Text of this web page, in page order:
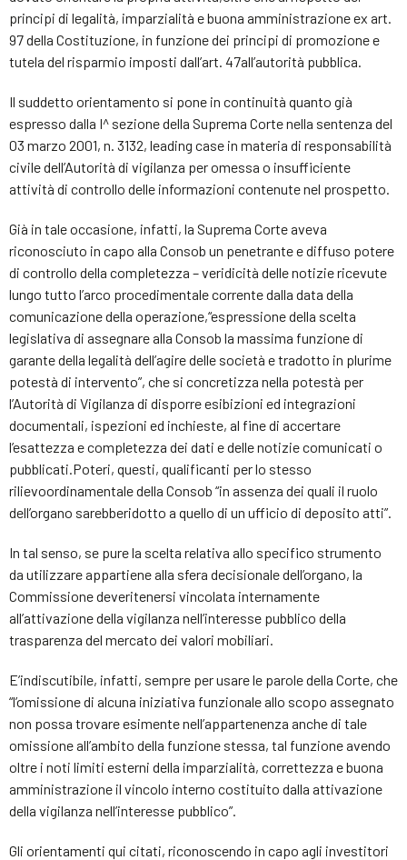
principi di legalità, imparzialità e buona amministrazione ex art.
97 della Costituzione, in funzione dei principi di promozione e
tutela del risparmio imposti dall’art. 47all’autorità pubblica.
Il suddetto orientamento si pone in continuità quanto già
espresso dalla I^ sezione della Suprema Corte nella sentenza del
03 marzo 2001, n. 3132, leading case in materia di responsabilità
civile dell’Autorità di vigilanza per omessa o insufficiente
attività di controllo delle informazioni contenute nel prospetto.
Già in tale occasione, infatti, la Suprema Corte aveva
riconosciuto in capo alla Consob un penetrante e diffuso potere
di controllo della completezza – veridicità delle notizie ricevute
lungo tutto l’arco procedimentale corrente dalla data della
comunicazione della operazione,“espressione della scelta
legislativa di assegnare alla Consob la massima funzione di
garante della legalità dell’agire delle società e tradotto in plurime
potestà di intervento”, che si concretizza nella potestà per
l’Autorità di Vigilanza di disporre esibizioni ed integrazioni
documentali, ispezioni ed inchieste, al fine di accertare
l’esattezza e completezza dei dati e delle notizie comunicati o
pubblicati.Poteri, questi, qualificanti per lo stesso
rilievoordinamentale della Consob “in assenza dei quali il ruolo
dell’organo sarebberidotto a quello di un ufficio di deposito atti”.
In tal senso, se pure la scelta relativa allo specifico strumento
da utilizzare appartiene alla sfera decisionale dell’organo, la
Commissione deveritenersi vincolata internamente
all’attivazione della vigilanza nell’interesse pubblico della
trasparenza del mercato dei valori mobiliari.
E’indiscutibile, infatti, sempre per usare le parole della Corte, che
“l’omissione di alcuna iniziativa funzionale allo scopo assegnato
non possa trovare esimente nell’appartenenza anche di tale
omissione all’ambito della funzione stessa, tal funzione avendo
oltre i noti limiti esterni della imparzialità, correttezza e buona
amministrazione il vincolo interno costituito dalla attivazione
della vigilanza nell’interesse pubblico”.
Gli orientamenti qui citati, riconoscendo in capo agli investitori